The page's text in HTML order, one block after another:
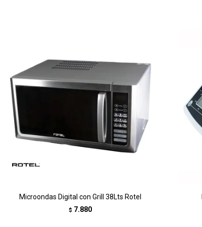
Microondas Digital con Grill 38Lts Rotel
$ 7.880